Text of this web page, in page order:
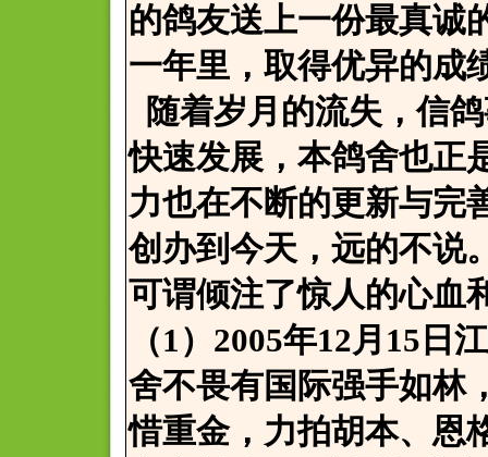
的鸽友送上一份最真诚
一年里，取得优异的成
随着岁月的流失，信
快速发展，本鸽舍也正
力也在不断的更新与完
创办到今天，远的不说
可谓倾注了惊人的心血
（1）2005年12月15日
舍不畏有国际强手如林
惜重金，力拍胡本、恩